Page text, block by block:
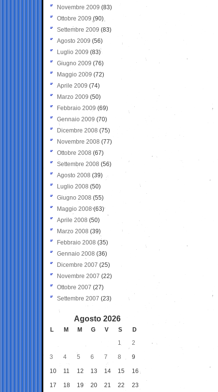
Novembre 2009 (83)
Ottobre 2009 (90)
Settembre 2009 (83)
Agosto 2009 (56)
Luglio 2009 (83)
Giugno 2009 (76)
Maggio 2009 (72)
Aprile 2009 (74)
Marzo 2009 (50)
Febbraio 2009 (69)
Gennaio 2009 (70)
Dicembre 2008 (75)
Novembre 2008 (77)
Ottobre 2008 (67)
Settembre 2008 (56)
Agosto 2008 (39)
Luglio 2008 (50)
Giugno 2008 (55)
Maggio 2008(63)
Aprile 2008 (50)
Marzo 2008 (39)
Febbraio 2008 (35)
Gennaio 2008 (36)
Dicembre 2007 (25)
Novembre 2007 (22)
Ottobre 2007 (27)
Settembre 2007 (23)
Agosto 2026
L M M G V S
D
1
2
3 4 5 6 7 8 9
10 11 12 13 14 15 16
17 18 19 20 21 22 23